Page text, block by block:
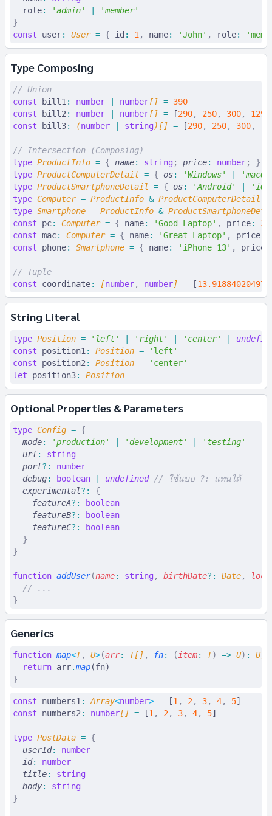
  role
: 'admin' 'member'
}
const user: User = { id : 1 , name: 'John' , role:
Type Composing
// Union
const bill1 : number number[] = 390
const bill2 : number number[] = [290, 250, 300, 1290
const bill3: (number string)[] = [290, 250, 300,
// Intersection (Composing)
type ProductInfo = { name: string; price: number;
}
type ProductComputerDetail = { os: 'Windows' 'macOS
type ProductSmartphoneDetail = { os: 'Android' ' iOS
type Computer = ProductInfo & ProductComputerDetail
type Smartphone = ProductInfo &
const pc: Computer = { name: 'Good Laptop' , price:
const mac: Computer = { name: 'Great Laptop' , price
const phone: Smartphone = { name: 'iPhone 13' , price
// Tuple
const coordinate: [number, number] = [
String Literal
type Position = ' left' ' right' ' center'
const position1 : Position = 'left'
const position2 : Position = 'center'
let position3: Position
Optional Properties & Parameters
type Config = {
  mode
: 'production' 'development' ' testing'
  url
:
string
  port
?:
number
  debug
: boolean undefined // ใช้แบบ ?: แทนได้
  experimental
?:
{
    featureA
?:
boolean
    featureB
?:
boolean
    featureC
?:
boolean
  }
}
function addUser(name: string, birthDate?: Date,
  // ...
}
Generics
function map<T, U>(arr: T[] , fn: ( item: T) => U) : U[]
  return
arr.map(fn)
}
const numbers1 : Array<number> = [1 , 2 , 3, 4, 5]
const numbers2 : number[] = [1 , 2 , 3, 4, 5]
type PostData = {
  userId
:
number
  id
:
number
  title
:
string
  body
:
string
}